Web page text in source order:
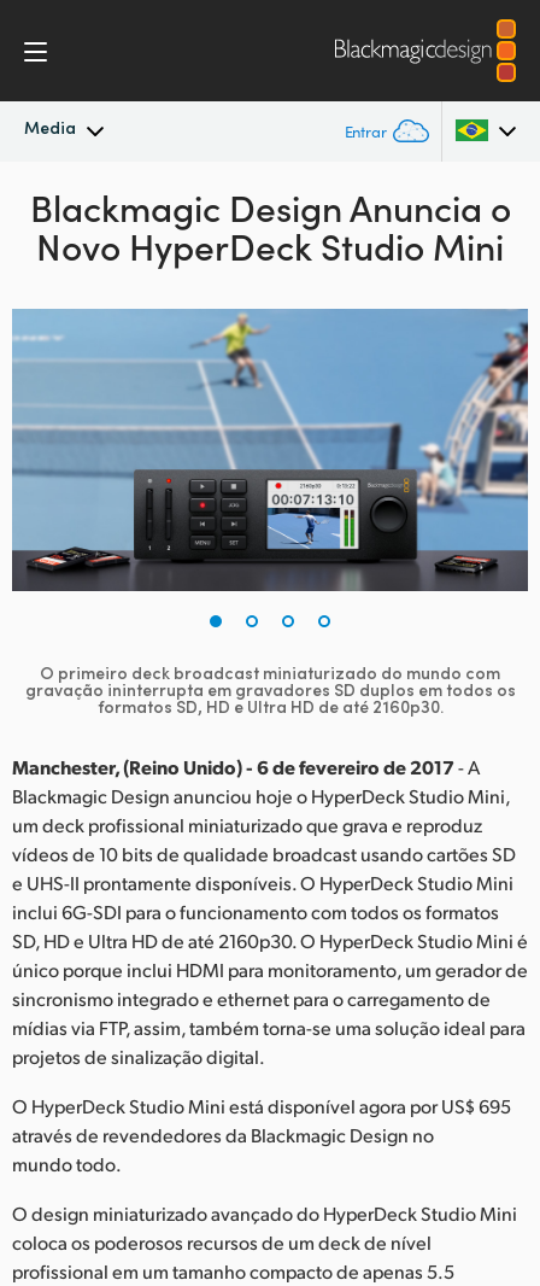
Media Entrar
Novidades
Arquivo
Argentina
Australia
Brazil
Canada
Finland
Germany
Hong Kong SAR, China
India
Italy
Japan
Korea
Mexico
Malaysia
New Zealand
Poland
Blackmagic Design Anuncia o
Novo HyperDeck Studio Mini
O primeiro deck broadcast miniaturizado do mundo com
gravação ininterrupta em gravadores SD duplos em todos os
formatos SD, HD e Ultra HD de até 2160p30.
Manchester, (Reino Unido) - 6 de fevereiro de 2017- A
Blackmagic Design anunciou hoje o HyperDeck Studio Mini,
um deck profissional miniaturizado que grava e reproduz
vídeos de 10 bits de qualidade broadcast usando cartões SD
e UHS-II prontamente disponíveis. O HyperDeck Studio Mini
inclui 6G-SDI para o funcionamento com todos os formatos
SD, HD e Ultra HD de até 2160p30. O HyperDeck Studio Mini é
único porque inclui HDMI para monitoramento, um gerador de
sincronismo integrado e ethernet para o carregamento de
mídias via FTP, assim, também torna-se uma solução ideal para
projetos de sinalização digital.
O HyperDeck Studio Mini está disponível agora por US$ 695
através de revendedores da Blackmagic Design no
mundo todo.
O design miniaturizado avançado do HyperDeck Studio Mini
coloca os poderosos recursos de um deck de nível
profissional em um tamanho compacto de apenas 5.5